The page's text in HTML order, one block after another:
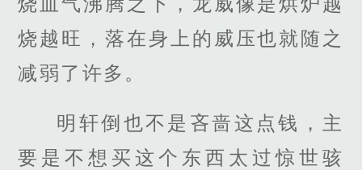
烧越旺，落在身上的威压也就随之
减弱了许多。
明轩倒也不是吝啬这点钱，主
要是不想买这个东西太过惊世骇